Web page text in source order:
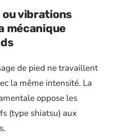
ou vibrations
mécanique
de pied ne travaillent
la même intensité. La
oppose les
(type shiatsu) aux